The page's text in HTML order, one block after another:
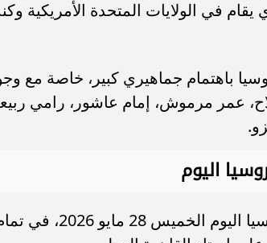
باهتمام جماهيري كبير، خاصة مع
عمر مرموش، إمام عاشور، رامي
اليوم
تنطلق مباراة مصر